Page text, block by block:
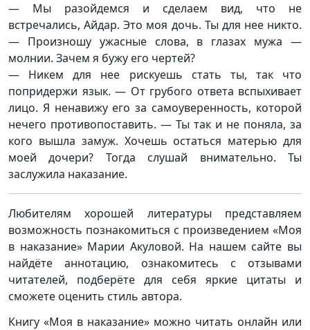
— Мы разойдемся и сделаем вид, что не
встречались, Айдар. Это моя дочь. Ты для нее никто.
— Произношу ужасные слова, в глазах мужа —
молнии. Зачем я бужу его чертей?
— Никем для нее рискуешь стать ты, так что
попридержи язык. — От грубого ответа вспыхивает
лицо. Я ненавижу его за самоуверенность, которой
нечего противопоставить. — Ты так и не поняла, за
кого вышла замуж. Хочешь остаться матерью для
моей дочери? Тогда слушай внимательно. Ты
заслужила наказание.
Любителям хорошей литературы представляем
возможность познакомиться с произведением «Моя
в наказание» Марии Акуловой. На нашем сайте вы
найдёте аннотацию, ознакомитесь с отзывами
читателей, подберёте для себя яркие цитаты и
сможете оценить стиль автора.
Книгу «Моя в наказание» можно читать онлайн или